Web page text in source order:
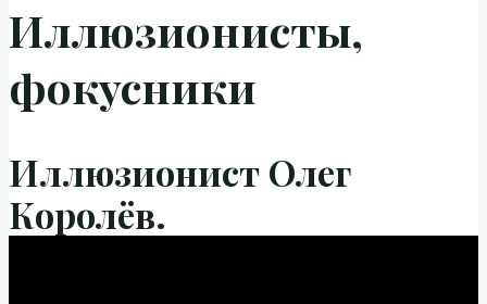
Иллюзионисты,
фокусники
Иллюзионист Олег
Королёв.